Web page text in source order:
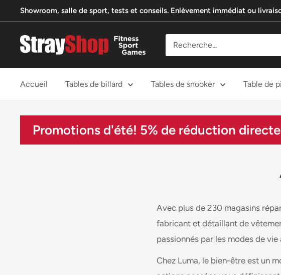
Passer
au
contenu
Showroom, salle de sport, tests et conseils. Enlèvement immédiat ou
StrayShop
B.V.
Accueil Tables de billard Tables de snooker Table de
Promotions d'été! 5% de réduction
Avec plus de 230 magasins
fabricant et détaillant de
passionnés par les modes de
Chez Luma, le bien-être est un